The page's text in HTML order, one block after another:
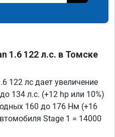
1.6 122 л.с. в Томске
122 лс дает увеличение
134 л.с. (+12 hp или 10%)
160 до 176 Нм (+16
Stage 1 = 14000